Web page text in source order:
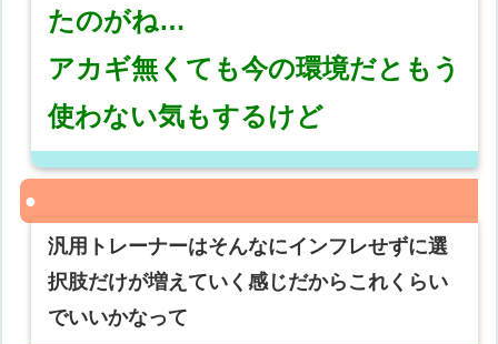
たのがね…
アカギ無くても今の環境だともう
使わない気もするけど
汎用トレーナーはそんなにインフレせずに選
択肢だけが増えていく感じだからこれくらい
でいいかなって